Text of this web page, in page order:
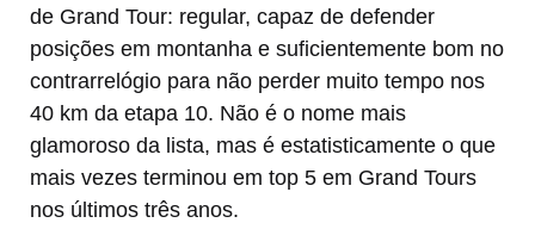
de Grand Tour: regular, capaz de defender
posições em montanha e suficientemente bom no
contrarrelógio para não perder muito tempo nos
40 km da etapa 10. Não é o nome mais
glamoroso da lista, mas é estatisticamente o que
mais vezes terminou em top 5 em Grand Tours
nos últimos três anos.